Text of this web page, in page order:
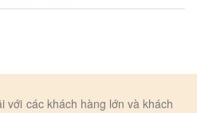
với các khách hàng lớn và khách